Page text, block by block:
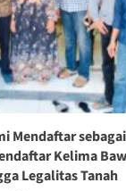
Mendaftar
Kelima
Legalitas Tanah